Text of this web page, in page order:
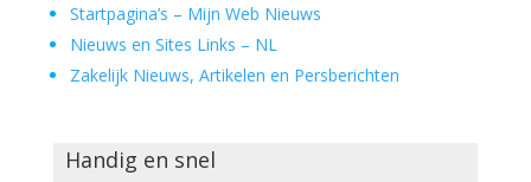
Startpagina’s – Mijn Web Nieuws
Nieuws en Sites Links – NL
Zakelijk Nieuws, Artikelen en Persberichten
Handig en snel